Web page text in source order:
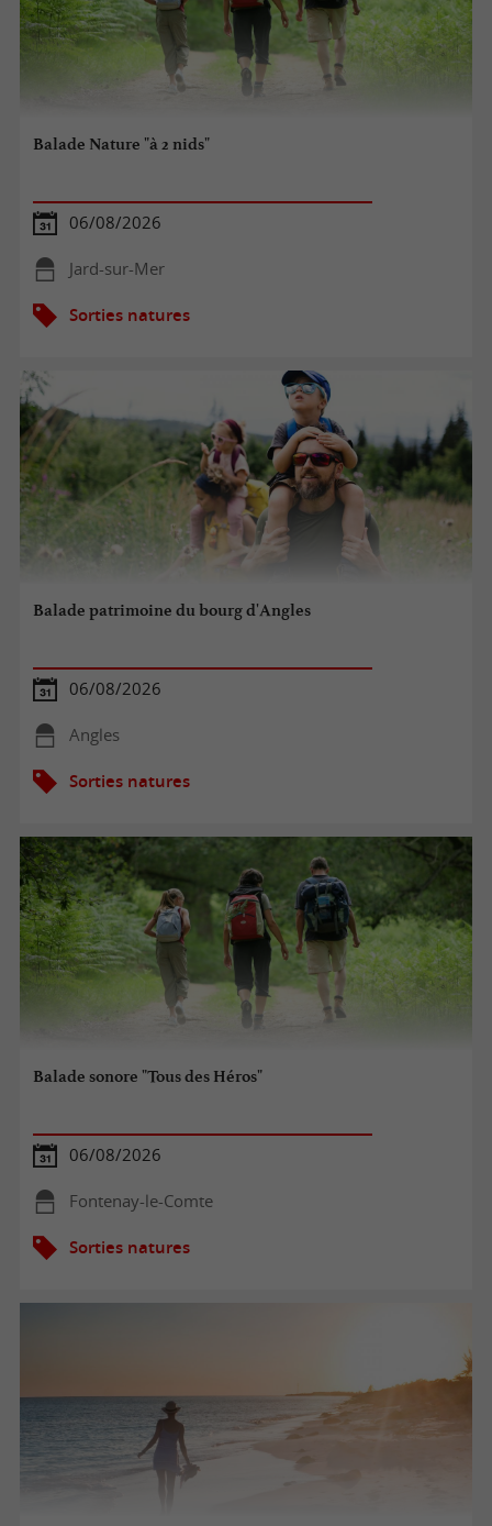
Balade Nature "à 2 nids"
06/08/2026
Jard-sur-Mer
Sorties natures
Balade patrimoine du bourg d'Angles
06/08/2026
Angles
Sorties natures
Balade sonore "Tous des Héros"
06/08/2026
Fontenay-le-Comte
Sorties natures